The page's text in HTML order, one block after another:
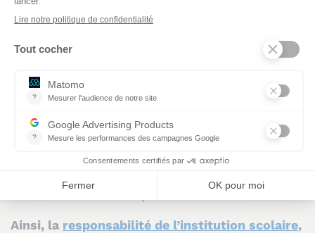
porté à la connaissance de la collectivité
scolaire, ceux-ci sont sous la surveillance des
temps de la fête, organisée hors du temps
scolaire.
Ainsi, la responsabilité de l’institution scolaire,